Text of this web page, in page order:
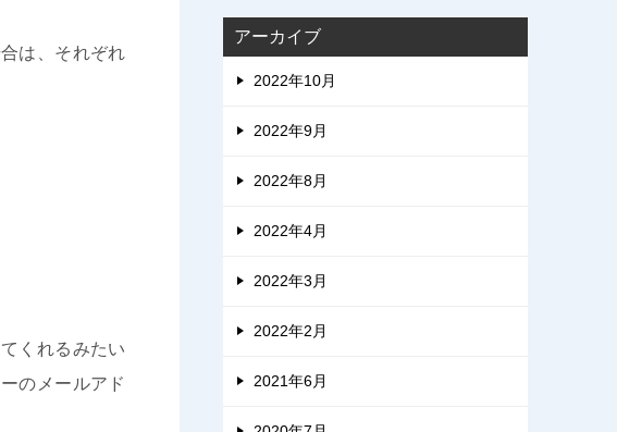
は、それぞれ
くれるみたい
のメールアド
アーカイブ
2022年10月
2022年9月
2022年8月
2022年4月
2022年3月
2022年2月
2021年6月